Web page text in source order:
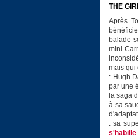
THE
Après
balade
mini-
mais qui
: Hugh
par une
la saga
à sa
: sa
s'habille